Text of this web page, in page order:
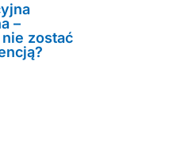
–
zostać